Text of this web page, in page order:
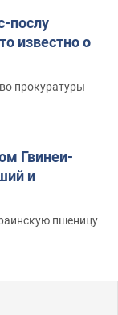
послу
известно о
прокуратуры
Гвинеи-
и
пшеницу